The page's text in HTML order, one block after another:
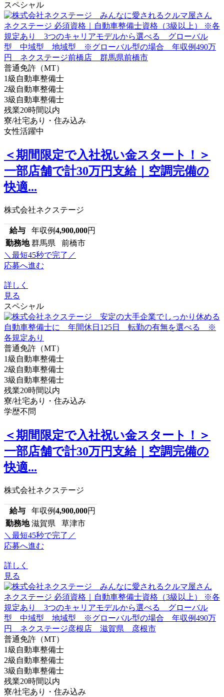
スペシャル
普通免許（MT）
1級自動車整備士
2級自動車整備士
3級自動車整備士
残業20時間以内
寮/社宅あり・住み込み
女性活躍中
＜期間限定で入社祝い金スタート！＞
一部店舗で計30万円支給｜空調完備の
快適...
株式会社ネクステージ
給与 年収例4,900,000円
勤務地 群馬県 前橋市
＼最短45秒で完了／
応募へ進む
詳しく
見る
スペシャル
普通免許（MT）
1級自動車整備士
2級自動車整備士
3級自動車整備士
残業20時間以内
寮/社宅あり・住み込み
学歴不問
＜期間限定で入社祝い金スタート！＞
一部店舗で計30万円支給｜空調完備の
快適...
株式会社ネクステージ
給与 年収例4,900,000円
勤務地 滋賀県 草津市
＼最短45秒で完了／
応募へ進む
詳しく
見る
普通免許（MT）
1級自動車整備士
2級自動車整備士
3級自動車整備士
残業20時間以内
寮/社宅あり・住み込み